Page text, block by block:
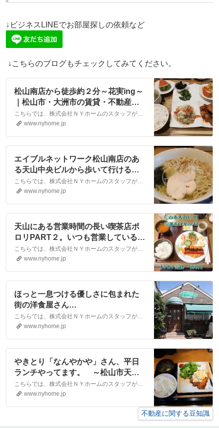
↓ビジネスLINEでお部屋探しの依頼など
↓こちらのブログもチェックしてみてください。
松山南店から徒歩約２分～花実ing～
｜松山市・大洲市の賃貸・不動産な
ら株式会社NYホーム
こちらでは、株式会社ＮＹホームのスタッフが執筆したスタッフブログ記事、「松山南店から徒歩約２分～花実ing～」をご紹介しております。他にも様々なテーマの記事がありますので、お住まい探しの合間にぜひご一読ください！
www.nyhome.jp
エイブルネットワーク松山南店のあ
る天山中央ビルから歩いて行ける場
所に『とりそば翔』さんがありま
す。｜松山市・大洲市の賃貸・不動
産なら株式会社NYホーム
こちらでは、株式会社ＮＹホームのスタッフが執筆したスタッフブログ記事、「エイブルネットワーク松山南店のある天山中央ビルから歩いて行ける場所に『とりそば翔』さんがあります。」をご紹介しております。他にも様々なテーマの記事がありますので、お住まい探しの合間にぜひご一読ください！
www.nyhome.jp
天山にある営業時間の長い喫茶店ポ
ロリPART２。いつも営業していると
いう安心感を与えてくれます。｜松
山市・大洲市の賃貸・不動産なら株
式会社NYホーム
こちらでは、株式会社ＮＹホームのスタッフが執筆したスタッフブログ記事、「天山にある営業時間の長い喫茶店ポロリPART２。いつも営業しているという安心感を与えてくれます。」をご紹介しております。他にも様々なテーマの記事がありますので、お住まい探しの合間にぜひご一読ください！
www.nyhome.jp
ほっと一息つける優しさに包まれた
街の洋食屋さん
「Strawberrycandle」 ～松山市立
花～｜松山市・大洲市の賃貸・不動
産なら株式会社NYホーム
こちらでは、株式会社ＮＹホームのスタッフが執筆したスタッフブログ記事、「ほっと一息つける優しさに包まれた街の洋食屋さん「Strawberrycandle」 ～松山市立花～」をご紹介しております。他にも様々なテーマの記事がありますので、お住まい探しの合間にぜひご一読ください！
www.nyhome.jp
やきとり「なんやかや」さん、平日
ランチやってます。 ～松山市天山
～｜松山市・大洲市の賃貸・不動産
なら株式会社NYホーム
こちらでは、株式会社ＮＹホームのスタッフが執筆したスタッフブログ記事、「やきとり「なんやかや」さん、平日ランチやってます。 ～松山市天山～」をご紹介しております。他にも様々なテーマの記事がありますので、お住まい探しの合間にぜひご一読ください！
www.nyhome.jp
不動産に関する豆知識